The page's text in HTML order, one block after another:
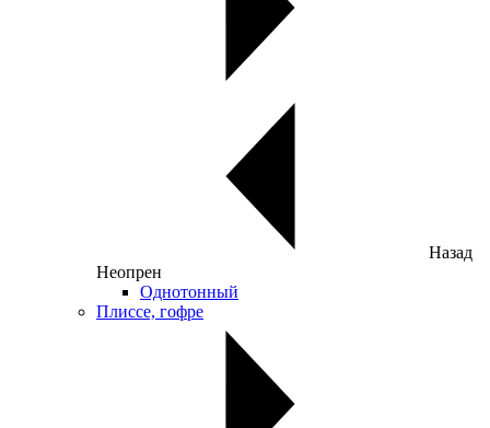
Назад
Неопрен
Однотонный
Плиссе, гофре